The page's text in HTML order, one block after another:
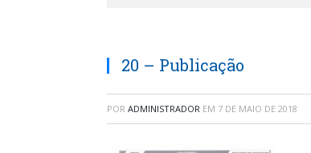
20 – Publicação
POR ADMINISTRADOR EM 7 DE MAIO DE 2018